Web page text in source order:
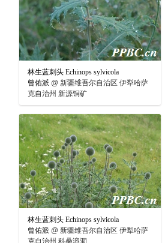
林生蓝刺头 Echinops sylvicola
曾佑派 @ 新疆维吾尔自治区 伊犁哈萨
克自治州 新源铜矿
林生蓝刺头 Echinops sylvicola
曾佑派 @ 新疆维吾尔自治区 伊犁哈萨
克自治州 科桑溶洞